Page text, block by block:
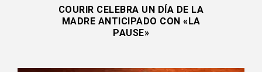
COURIR CELEBRA UN DÍA DE LA
MADRE ANTICIPADO CON «LA
PAUSE»